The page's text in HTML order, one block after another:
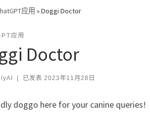
应用 »Doggi Doctor
应用
Doctor
已发表 2023年11月28日
doggo here for your canine queries!